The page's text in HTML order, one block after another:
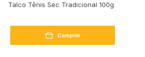
Talco Tênis Sec Tradicional 100g
Comprar